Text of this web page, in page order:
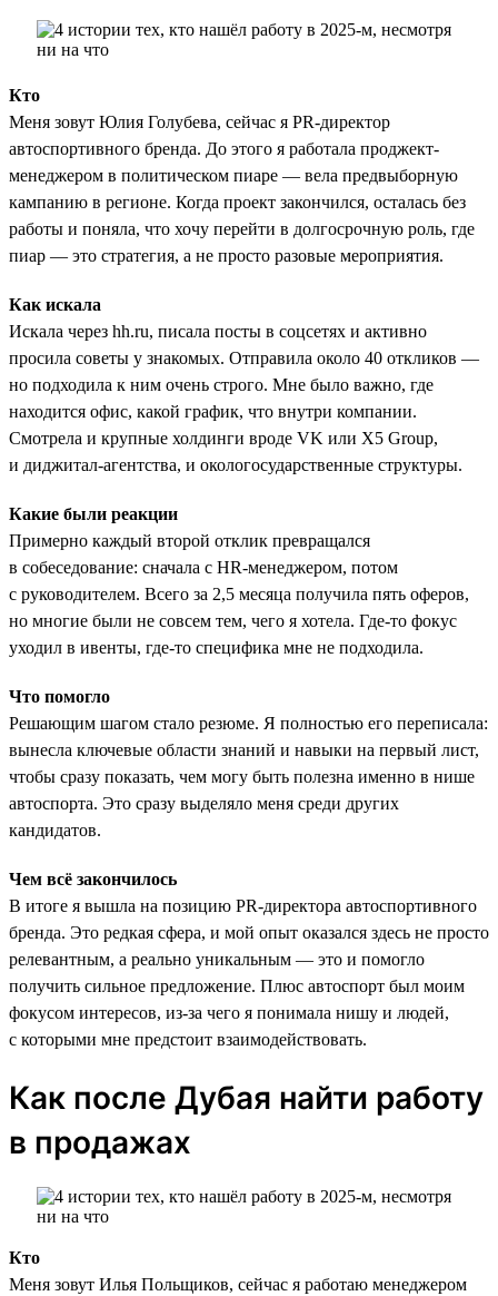
Кто
Меня зовут Юлия Голубева, сейчас я PR-директор
автоспортивного бренда. До этого я работала проджект-
менеджером в политическом пиаре — вела предвыборную
кампанию в регионе. Когда проект закончился, осталась без
работы и поняла, что хочу перейти в долгосрочную роль, где
пиар — это стратегия, а не просто разовые мероприятия.
Как искала
Искала через hh.ru, писала посты в соцсетях и активно
просила советы у знакомых. Отправила около 40 откликов —
но подходила к ним очень строго. Мне было важно, где
находится офис, какой график, что внутри компании.
Смотрела и крупные холдинги вроде VK или X5 Group,
и диджитал-агентства, и окологосударственные структуры.
Какие были реакции
Примерно каждый второй отклик превращался
в собеседование: сначала с HR-менеджером, потом
с руководителем. Всего за 2,5 месяца получила пять оферов,
но многие были не совсем тем, чего я хотела. Где-то фокус
уходил в ивенты, где-то специфика мне не подходила.
Что помогло
Решающим шагом стало резюме. Я полностью его переписала:
вынесла ключевые области знаний и навыки на первый лист,
чтобы сразу показать, чем могу быть полезна именно в нише
автоспорта. Это сразу выделяло меня среди других
кандидатов.
Чем всё закончилось
В итоге я вышла на позицию PR-директора автоспортивного
бренда. Это редкая сфера, и мой опыт оказался здесь не просто
релевантным, а реально уникальным — это и помогло
получить сильное предложение. Плюс автоспорт был моим
фокусом интересов, из-за чего я понимала нишу и людей,
с которыми мне предстоит взаимодействовать.
Как после Дубая найти работу
в продажах
Кто
Меня зовут Илья Польщиков, сейчас я работаю менеджером